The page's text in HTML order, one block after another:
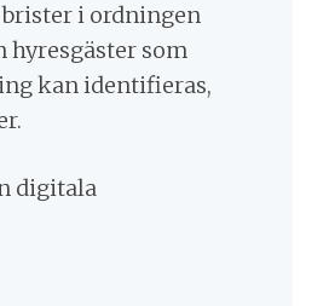
brister i ordningen
hyresgäster som
kan identifieras,
digitala